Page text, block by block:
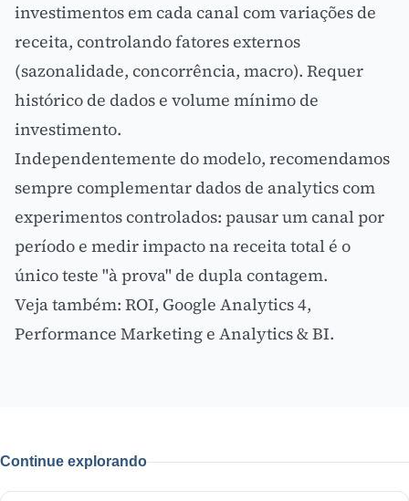
investimentos em cada canal com variações de
receita, controlando fatores externos
(sazonalidade, concorrência, macro). Requer
histórico de dados e volume mínimo de
investimento.
Independentemente do modelo, recomendamos
sempre complementar dados de analytics com
experimentos controlados: pausar um canal por
período e medir impacto na receita total é o
único teste "à prova" de dupla contagem.
Veja também: ROI, Google Analytics 4,
Performance Marketing e Analytics & BI.
Continue explorando